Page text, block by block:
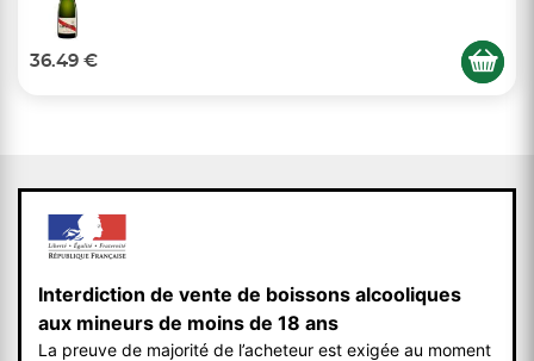
36.49 €
Interdiction de vente de boissons alcooliques
aux mineurs de moins de 18 ans
La preuve de majorité de l’acheteur est exigée au moment